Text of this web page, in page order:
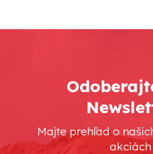
Majte prehľad o
akciách